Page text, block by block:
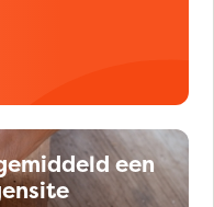
een